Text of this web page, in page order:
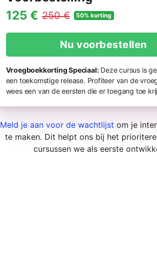
125 € 250 € 50% korting
Nu voorbestellen
Vroegboekkorting Speciaal:Deze cursus is
een toekomstige release. Profiteer van de
wees een van de eersten die er toegang toe
Meld je aan voor de wachtlijst om je
te maken. Dit helpt ons bij het
cursussen we als eerste